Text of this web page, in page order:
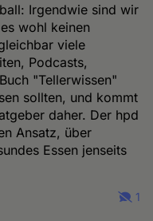
Irgendwie sind wir
wohl keinen
viele
Podcasts,
"Tellerwissen"
sollten, und kommt
daher. Der hpd
Ansatz, über
Essen jenseits
1